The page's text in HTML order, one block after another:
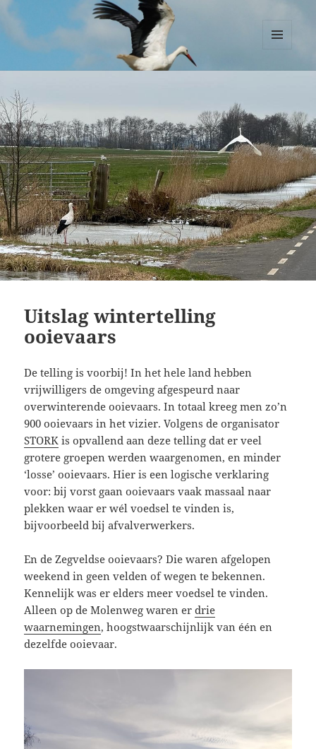
Ooievaars Zegveld
Uitslag wintertelling
ooievaars
De telling is voorbij! In het hele land hebben
vrijwilligers de omgeving afgespeurd naar
overwinterende ooievaars. In totaal kreeg men zo’n
900 ooievaars in het vizier. Volgens de organisator
STORK is opvallend aan deze telling dat er veel
grotere groepen werden waargenomen, en minder
‘losse’ ooievaars. Hier is een logische verklaring
voor: bij vorst gaan ooievaars vaak massaal naar
plekken waar er wél voedsel te vinden is,
bijvoorbeeld bij afvalverwerkers.
En de Zegveldse ooievaars? Die waren afgelopen
weekend in geen velden of wegen te bekennen.
Kennelijk was er elders meer voedsel te vinden.
Alleen op de Molenweg waren erdrie
waarnemingen, hoogstwaarschijnlijk van één en
dezelfde ooievaar.